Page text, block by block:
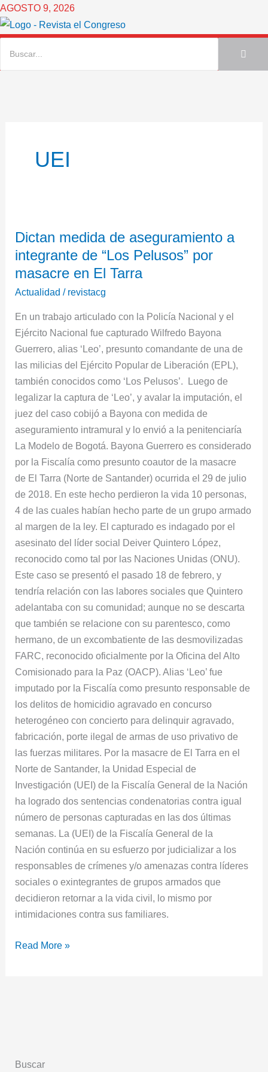
Ir
al
contenido
AGOSTO 9, 2026
UEI
Dictan medida de aseguramiento a
integrante de “Los Pelusos” por
masacre en El Tarra
Actualidad / revistacg
En un trabajo articulado con la Policía Nacional y el
Ejército Nacional fue capturado Wilfredo Bayona
Guerrero, alias ‘Leo’, presunto comandante de una de
las milicias del Ejército Popular de Liberación (EPL),
también conocidos como ‘Los Pelusos’. Luego de
legalizar la captura de ‘Leo’, y avalar la imputación, el
juez del caso cobijó a Bayona con medida de
aseguramiento intramural y lo envió a la penitenciaría
La Modelo de Bogotá. Bayona Guerrero es considerado
por la Fiscalía como presunto coautor de la masacre
de El Tarra (Norte de Santander) ocurrida el 29 de julio
de 2018. En este hecho perdieron la vida 10 personas,
4 de las cuales habían hecho parte de un grupo armado
al margen de la ley. El capturado es indagado por el
asesinato del líder social Deiver Quintero López,
reconocido como tal por las Naciones Unidas (ONU).
Este caso se presentó el pasado 18 de febrero, y
tendría relación con las labores sociales que Quintero
adelantaba con su comunidad; aunque no se descarta
que también se relacione con su parentesco, como
hermano, de un excombatiente de las desmovilizadas
FARC, reconocido oficialmente por la Oficina del Alto
Comisionado para la Paz (OACP). Alias ‘Leo’ fue
imputado por la Fiscalía como presunto responsable de
los delitos de homicidio agravado en concurso
heterogéneo con concierto para delinquir agravado,
fabricación, porte ilegal de armas de uso privativo de
las fuerzas militares. Por la masacre de El Tarra en el
Norte de Santander, la Unidad Especial de
Investigación (UEI) de la Fiscalía General de la Nación
ha logrado dos sentencias condenatorias contra igual
número de personas capturadas en las dos últimas
semanas. La (UEI) de la Fiscalía General de la
Nación continúa en su esfuerzo por judicializar a los
responsables de crímenes y/o amenazas contra líderes
sociales o exintegrantes de grupos armados que
decidieron retornar a la vida civil, lo mismo por
intimidaciones contra sus familiares.
medida
de
aseguramiento
a
de
“Los
Pelusos”
por
masacre
en
El
Tarra
Read More »
Buscar